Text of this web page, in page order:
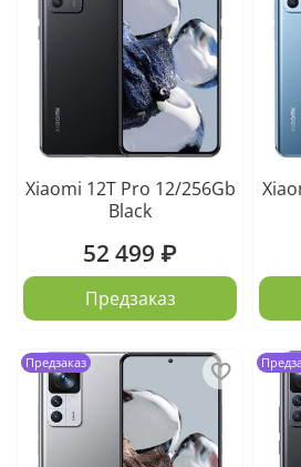
Xiaomi 12T Pro 12/256Gb
Black
52 499 ₽
Предзаказ
Предзаказ